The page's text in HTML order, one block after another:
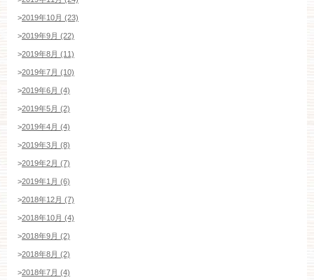
>2019年10月 (23)
>2019年9月 (22)
>2019年8月 (11)
>2019年7月 (10)
>2019年6月 (4)
>2019年5月 (2)
>2019年4月 (4)
>2019年3月 (8)
>2019年2月 (7)
>2019年1月 (6)
>2018年12月 (7)
>2018年10月 (4)
>2018年9月 (2)
>2018年8月 (2)
>2018年7月 (4)